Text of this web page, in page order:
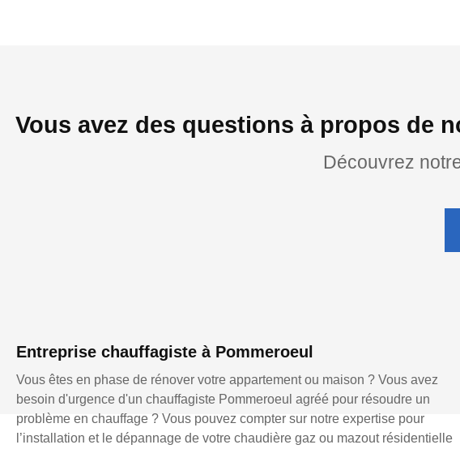
Vous avez des questions à propos de
Découvrez
Entreprise chauffagiste à Pommeroeul
Vous êtes en phase de rénover votre appartement ou maison ? Vous avez
besoin d'urgence d'un chauffagiste Pommeroeul agréé pour résoudre un
problème en chauffage ? Vous pouvez compter sur notre expertise pour
l’installation et le dépannage de votre chaudière gaz ou mazout résidentielle